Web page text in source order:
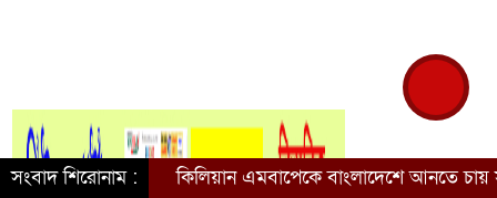
সংবাদ শিরোনাম :কিলিয়ান এমবাপেকে বাংলাদেশে আনতে চায় সরকার